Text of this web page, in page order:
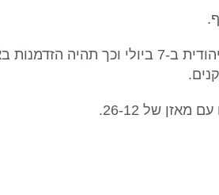
הבולדרס מתכננים לחגוג את יום המורשת היהודית ב-7
של 26-12.